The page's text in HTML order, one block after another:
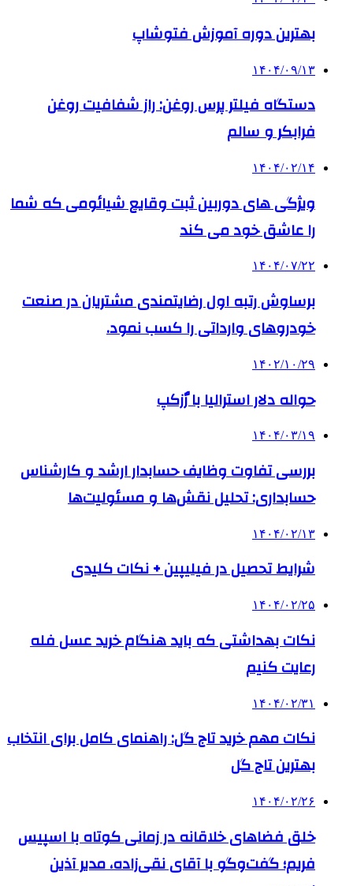
بهترین دوره آموزش فتوشاپ
۱۴۰۴/۰۹/۱۳
دستگاه فیلتر پرس روغن: راز شفافیت روغن
فرابکر و سالم
۱۴۰۴/۰۲/۱۴
ویژگی های دوربین ثبت وقایع شیائومی که شما
را عاشق خود می کند
۱۴۰۴/۰۷/۲۲
برساوش رتبه اول رضایتمندی مشتریان در صنعت
خودروهای وارداتی را کسب نمود.
۱۴۰۲/۱۰/۲۹
حواله دلار استرالیا با رٌزکپ
۱۴۰۴/۰۳/۱۹
بررسی تفاوت وظایف حسابدار ارشد و کارشناس
حسابداری: تحلیل نقش‌ها و مسئولیت‌ها
۱۴۰۴/۰۲/۱۳
شرایط تحصیل در فیلیپین + نکات کلیدی
۱۴۰۴/۰۲/۲۵
نکات بهداشتی که باید هنگام خرید عسل فله
رعایت کنیم
۱۴۰۴/۰۲/۳۱
نکات مهم خرید تاج گل: راهنمای کامل برای انتخاب
بهترین تاج گل
۱۴۰۴/۰۲/۲۶
خلق فضاهای خلاقانه در زمانی کوتاه با اسپیس
فریم؛ گفت‌وگو با آقای نقی‌زاده، مدیر آذین